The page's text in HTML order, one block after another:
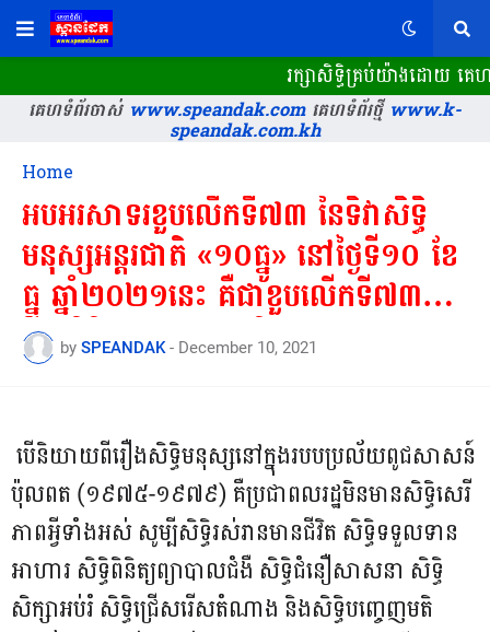
រក្សាសិទ្ធិគ្រប់យ៉ាងដោយ គ
គេហទំព័រចាស់www.speandak.comគេហទំព័រថ្មីwww.k-
speandak.com.kh
Home
អបអរសាទរខួបលើកទី៧៣ នៃទិវាសិទ្ធិ
មនុស្សអន្តរជាតិ «១០ធ្នូ» នៅថ្ងៃទី១០ ខែ
ធ្នូ ឆ្នាំ២០២១នេះ គឺជាខួបលើកទី៧៣នៃ
ទិវាសិទ្ធិមនុស្សអន្តរជាតិ ១០ ធ្នូ
១៩៤៨-១០ ធ្នូ ២០២១។
by SPEANDAK - December 10, 2021
បើនិយាយពីរឿងសិទ្ធិមនុស្សនៅក្នុងរបបប្រល័យពូជសាសន៍
ប៉ុលពត (១៩៧៥-១៩៧៩) គឺប្រជាពលរដ្ឋមិនមានសិទ្ធិសេរី
ភាពអ្វីទាំងអស់ សូម្បីសិទ្ធិរស់រានមានជីវិត សិទ្ធិទទួលទាន
អាហារ សិទ្ធិពិនិត្យព្យាបាលជំងឺ សិទ្ធិជំនឿសាសនា សិទ្ធិ
សិក្សាអប់រំ សិទ្ធិជ្រើសរើសតំណាង និងសិទ្ធិបញ្ចេញមតិ